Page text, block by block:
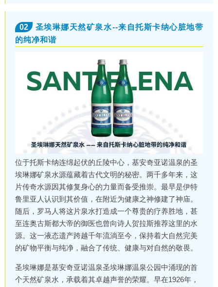
02
圣埃琳娜天然矿泉水--来自托斯卡纳心脏地带
的纯净和谐
位于托斯卡纳连绵起伏的丘陵中心，基安奇亚诺温泉的圣
埃琳娜矿泉水源蕴藏着古代文明的秘密。两千多年来，这
片传奇水源因其修复身心的力量而备受推崇。最早是伊特
鲁里亚人认识到其价值，在附近为健康之神修建了神庙。
随后，罗马人将这片泉水打造成一个尊贵的疗养胜地，甚
至连奥古斯都大帝的御医也曾向诗人贺拉斯推荐这里的水
源。这一液态遗产跨越千年流淌至今，保持着大自然完美
的矿物平衡与纯净，融合了传统、健康与对自然的敬畏。
圣埃琳娜是基安奇亚诺温泉圣埃琳娜温泉公园中涌现的首
个天然矿泉水，承载着其卓越声誉的荣耀。早在1926年，